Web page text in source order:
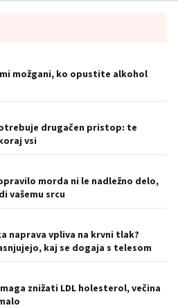
možgani, ko opustite alkohol
drugačen pristop: te
vsi
morda ni le nadležno delo,
vašemu srcu
naprava vpliva na krvni tlak?
kaj se dogaja s telesom
znižati LDL holesterol, večina